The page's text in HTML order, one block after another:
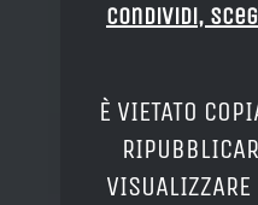
Condividi,
È VIETATO